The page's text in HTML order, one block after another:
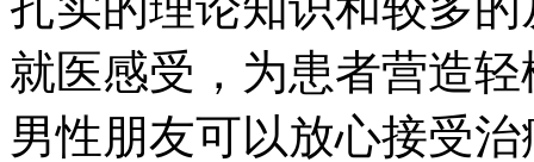
就医感受，为患者营造
男性朋友可以放心接受